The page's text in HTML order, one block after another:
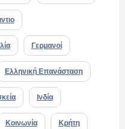
Γερμανοί
Ελληνική Επανάσταση
Ινδία
Κοινωνία Κρήτη